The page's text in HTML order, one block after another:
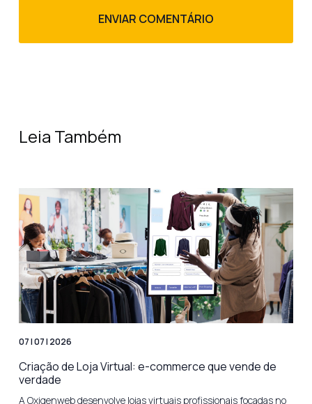
Leia Também
07 | 07 | 2026
Criação de Loja Virtual: e-commerce que vende de
verdade
A Oxigenweb desenvolve lojas virtuais profissionais focadas no